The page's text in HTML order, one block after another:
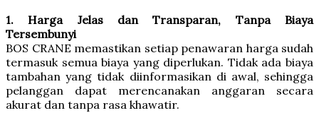
1. Harga Jelas dan Transparan, Tanpa Biaya
Tersembunyi
BOS CRANE memastikan setiap penawaran harga sudah
termasuk semua biaya yang diperlukan. Tidak ada biaya
tambahan yang tidak diinformasikan di awal, sehingga
pelanggan dapat merencanakan anggaran secara
akurat dan tanpa rasa khawatir.